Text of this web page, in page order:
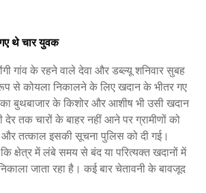
थे चार युवक
गांव के रहने वाले देवा और डब्ल्यू शनिवार सुबह
से कोयला निकालने के लिए खदान के भीतर गए
बुथबाजार के किशोर और आशीष भी उसी खदान
तक चारों के बाहर नहीं आने पर ग्रामीणों को
तत्काल इसकी सूचना पुलिस को दी गई।
कि क्षेत्र में लंबे समय से बंद या परित्यक्त खदानों में
जाता रहा है। कई बार चेतावनी के बावजूद